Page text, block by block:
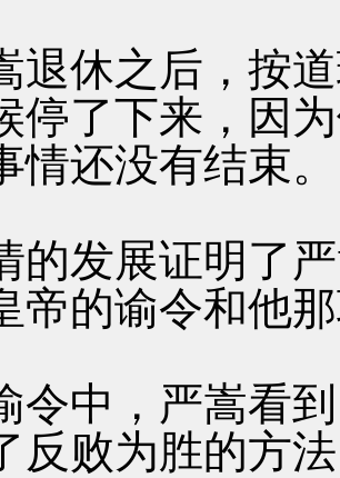
休之后，按道
停了下来，因
情还没有结束。
发展证明了严
帝的谕令和他
中，严嵩看到
反败为胜的方